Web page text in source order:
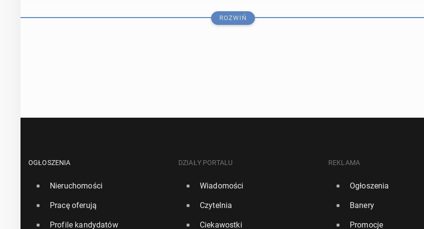
Polacy wy­po­wie­dzie­li się na temat religii w szkole. Nowy sondaż
ROZWIŃ
OGŁOSZENIA
Nieruchomości
Pracę oferują
Profile kandydatów
DZIAŁY PORTALU
Wiadomości
Czytelnia
Ciekawostki
REKLAMA
Ogłoszenia
Banery
Promocje